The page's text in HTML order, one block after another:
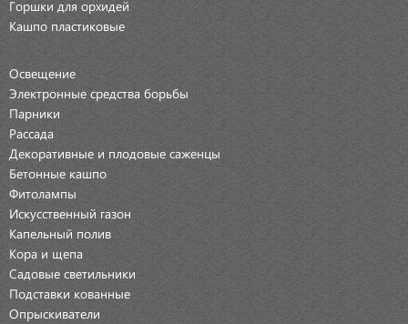
Горшки для орхидей
Кашпо пластиковые
Освещение
Электронные средства борьбы
Парники
Рассада
Декоративные и плодовые саженцы
Бетонные кашпо
Фитолампы
Искусственный газон
Капельный полив
Кора и щепа
Садовые светильники
Подставки кованные
Опрыскиватели